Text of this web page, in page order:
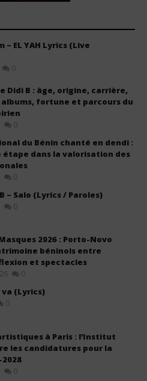
– EL YAH Lyrics (Live
0
Didi B : âge, origine, carrière,
albums, fortune et parcours du
0
du Bénin chanté en dendi :
étape dans la valorisation des
0
– Salo (Lyrics / Paroles)
0
2026 : Porto-Novo
béninois entre
et spectacles
0
va (Lyrics)
0
à Paris : l’Institut
les candidatures pour la
0